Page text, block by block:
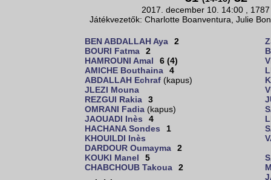
2017. december 10. 14:00 ,
Játékvezetők: Charlotte Boanventura, Julie
BEN ABDALLAH Aya
2
BOURI Fatma
2
HAMROUNI Amal
6 (4)
AMICHE Bouthaina
4
ABDALLAH Echraf (kapus)
JLEZI Mouna
REZGUI Rakia
3
OMRANI Fadia (kapus)
JAOUADI Inès
4
HACHANA Sondes
1
KHOUILDI Inès
DARDOUR Oumayma
2
KOUKI Manel
5
CHABCHOUB Takoua
2